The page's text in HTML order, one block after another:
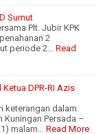
Sumut
Plt. Jubir KPK
2
periode 2… Read
DPR-RI Azis
keterangan dalam
Kuningan Persada –
malam… Read More